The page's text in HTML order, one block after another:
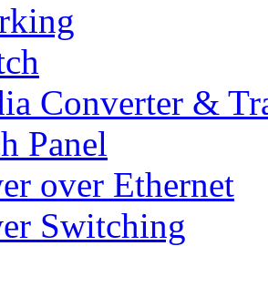
Converter &
Panel
over Ethernet
Switching